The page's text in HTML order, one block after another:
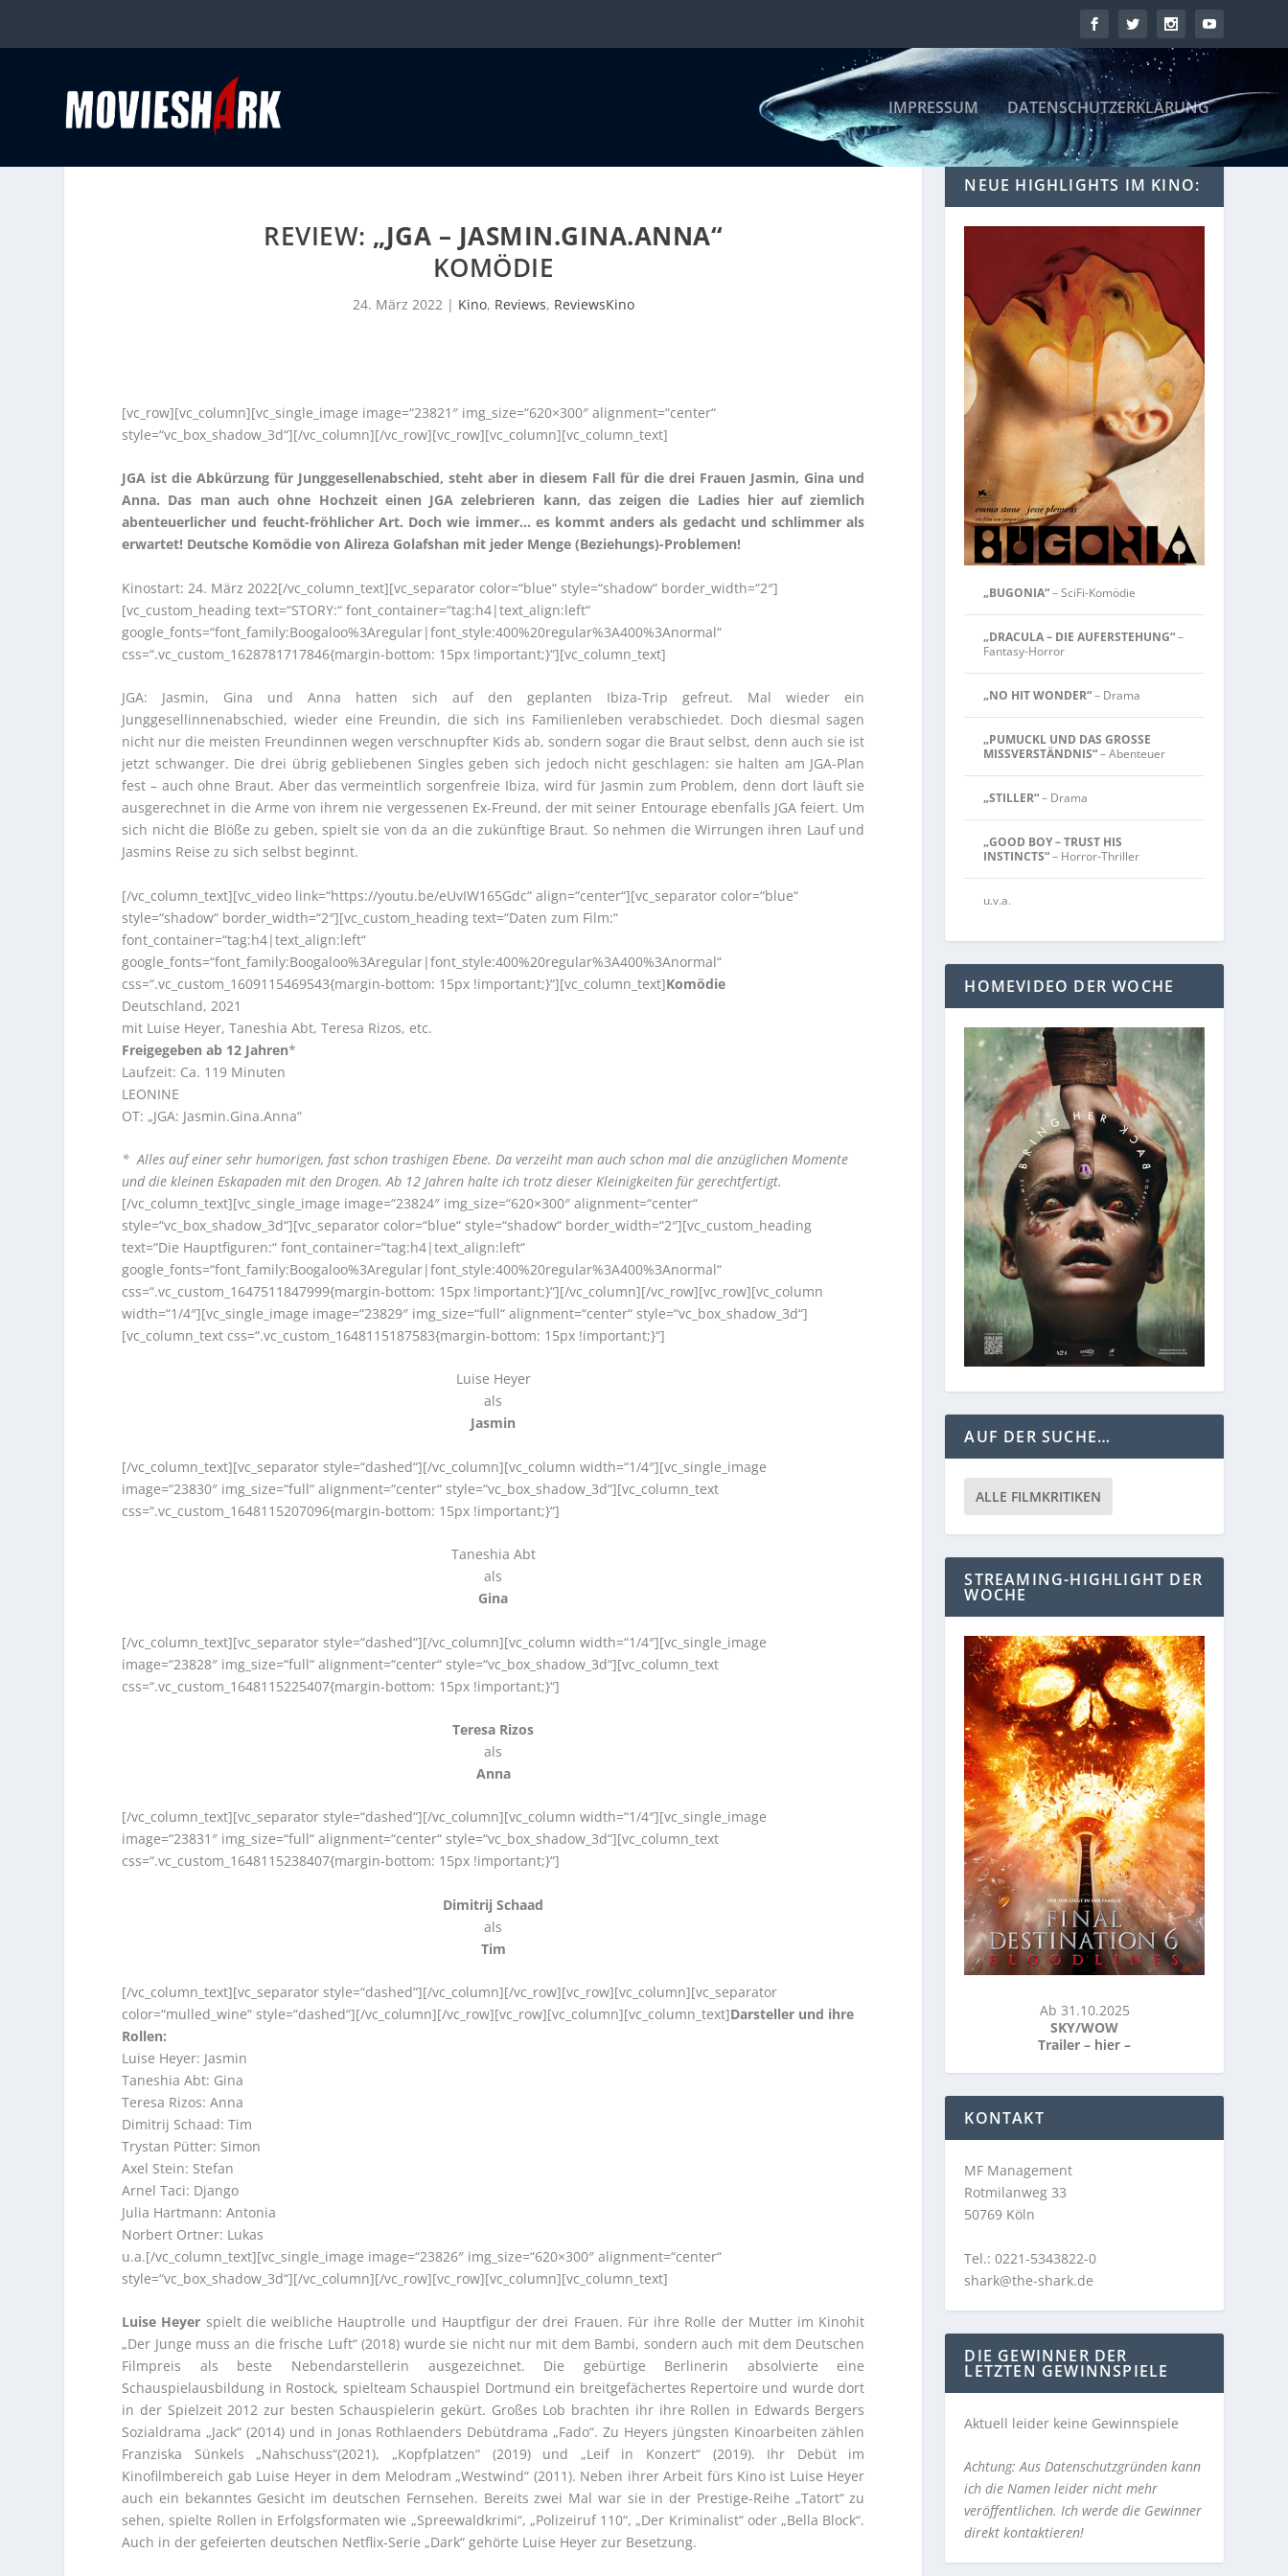
IMPRESSUM DATENSCHUTZERKLÄRUNG
REVIEW: „JGA – JASMIN.GINA.ANNA“
KOMÖDIE
24. März 2022| Kino, Reviews, ReviewsKino
[vc_row][vc_column][vc_single_image image=“23821″ img_size=“620×300″ alignment=“center“
style=“vc_box_shadow_3d“][/vc_column][/vc_row][vc_row][vc_column][vc_column_text]
JGA ist die Abkürzung für Junggesellenabschied, steht aber in diesem Fall für die drei Frauen Jasmin, Gina und
Anna. Das man auch ohne Hochzeit einen JGA zelebrieren kann, das zeigen die Ladies hier auf ziemlich
abenteuerlicher und feucht-fröhlicher Art. Doch wie immer… es kommt anders als gedacht und schlimmer als
erwartet! Deutsche Komödie von Alireza Golafshan mit jeder Menge (Beziehungs)-Problemen!
Kinostart: 24. März 2022[/vc_column_text][vc_separator color=“blue“ style=“shadow“ border_width=“2″]
[vc_custom_heading text=“STORY:“ font_container=“tag:h4|text_align:left“
google_fonts=“font_family:Boogaloo%3Aregular|font_style:400%20regular%3A400%3Anormal“
css=“.vc_custom_1628781717846{margin-bottom: 15px !important;}“][vc_column_text]
JGA: Jasmin, Gina und Anna hatten sich auf den geplanten Ibiza-Trip gefreut. Mal wieder ein
Junggesellinnenabschied, wieder eine Freundin, die sich ins Familienleben verabschiedet. Doch diesmal sagen
nicht nur die meisten Freundinnen wegen verschnupfter Kids ab, sondern sogar die Braut selbst, denn auch sie ist
jetzt schwanger. Die drei übrig gebliebenen Singles geben sich jedoch nicht geschlagen: sie halten am JGA-Plan
fest – auch ohne Braut. Aber das vermeintlich sorgenfreie Ibiza, wird für Jasmin zum Problem, denn dort läuft sie
ausgerechnet in die Arme von ihrem nie vergessenen Ex-Freund, der mit seiner Entourage ebenfalls JGA feiert. Um
sich nicht die Blöße zu geben, spielt sie von da an die zukünftige Braut. So nehmen die Wirrungen ihren Lauf und
Jasmins Reise zu sich selbst beginnt.
[/vc_column_text][vc_video link=“https://youtu.be/eUvIW165Gdc“ align=“center“][vc_separator color=“blue“
style=“shadow“ border_width=“2″][vc_custom_heading text=“Daten zum Film:“
font_container=“tag:h4|text_align:left“
google_fonts=“font_family:Boogaloo%3Aregular|font_style:400%20regular%3A400%3Anormal“
css=“.vc_custom_1609115469543{margin-bottom: 15px !important;}“][vc_column_text]Komödie
Deutschland, 2021
mit Luise Heyer, Taneshia Abt, Teresa Rizos, etc.
Freigegeben ab 12 Jahren*
Laufzeit: Ca. 119 Minuten
LEONINE
OT: „JGA: Jasmin.Gina.Anna“
* Alles auf einer sehr humorigen, fast schon trashigen Ebene. Da verzeiht man auch schon mal die anzüglichen Momente
und die kleinen Eskapaden mit den Drogen. Ab 12 Jahren halte ich trotz dieser Kleinigkeiten für gerechtfertigt.
[/vc_column_text][vc_single_image image=“23824″ img_size=“620×300″ alignment=“center“
style=“vc_box_shadow_3d“][vc_separator color=“blue“ style=“shadow“ border_width=“2″][vc_custom_heading
text=“Die Hauptfiguren:“ font_container=“tag:h4|text_align:left“
google_fonts=“font_family:Boogaloo%3Aregular|font_style:400%20regular%3A400%3Anormal“
css=“.vc_custom_1647511847999{margin-bottom: 15px !important;}“][/vc_column][/vc_row][vc_row][vc_column
width=“1/4″][vc_single_image image=“23829″ img_size=“full“ alignment=“center“ style=“vc_box_shadow_3d“]
[vc_column_text css=“.vc_custom_1648115187583{margin-bottom: 15px !important;}“]
Luise Heyer
als
Jasmin
[/vc_column_text][vc_separator style=“dashed“][/vc_column][vc_column width=“1/4″][vc_single_image
image=“23830″ img_size=“full“ alignment=“center“ style=“vc_box_shadow_3d“][vc_column_text
css=“.vc_custom_1648115207096{margin-bottom: 15px !important;}“]
Taneshia Abt
als
Gina
[/vc_column_text][vc_separator style=“dashed“][/vc_column][vc_column width=“1/4″][vc_single_image
image=“23828″ img_size=“full“ alignment=“center“ style=“vc_box_shadow_3d“][vc_column_text
css=“.vc_custom_1648115225407{margin-bottom: 15px !important;}“]
Teresa Rizos
als
Anna
[/vc_column_text][vc_separator style=“dashed“][/vc_column][vc_column width=“1/4″][vc_single_image
image=“23831″ img_size=“full“ alignment=“center“ style=“vc_box_shadow_3d“][vc_column_text
css=“.vc_custom_1648115238407{margin-bottom: 15px !important;}“]
Dimitrij Schaad
als
Tim
[/vc_column_text][vc_separator style=“dashed“][/vc_column][/vc_row][vc_row][vc_column][vc_separator
color=“mulled_wine“ style=“dashed“][/vc_column][/vc_row][vc_row][vc_column][vc_column_text]Darsteller und ihre
Rollen:
Luise Heyer: Jasmin
Taneshia Abt: Gina
Teresa Rizos: Anna
Dimitrij Schaad: Tim
Trystan Pütter: Simon
Axel Stein: Stefan
Arnel Taci: Django
Julia Hartmann: Antonia
Norbert Ortner: Lukas
u.a.[/vc_column_text][vc_single_image image=“23826″ img_size=“620×300″ alignment=“center“
style=“vc_box_shadow_3d“][/vc_column][/vc_row][vc_row][vc_column][vc_column_text]
Luise Heyer spielt die weibliche Hauptrolle und Hauptfigur der drei Frauen. Für ihre Rolle der Mutter im Kinohit
„Der Junge muss an die frische Luft“ (2018) wurde sie nicht nur mit dem Bambi, sondern auch mit dem Deutschen
Filmpreis als beste Nebendarstellerin ausgezeichnet. Die gebürtige Berlinerin absolvierte eine
Schauspielausbildung in Rostock, spielteam Schauspiel Dortmund ein breitgefächertes Repertoire und wurde dort
in der Spielzeit 2012 zur besten Schauspielerin gekürt. Großes Lob brachten ihr ihre Rollen in Edwards Bergers
Sozialdrama „Jack“ (2014) und in Jonas Rothlaenders Debütdrama „Fado“. Zu Heyers jüngsten Kinoarbeiten zählen
Franziska Sünkels „Nahschuss“(2021), „Kopfplatzen“ (2019) und „Leif in Konzert“ (2019). Ihr Debüt im
Kinofilmbereich gab Luise Heyer in dem Melodram „Westwind“ (2011). Neben ihrer Arbeit fürs Kino ist Luise Heyer
auch ein bekanntes Gesicht im deutschen Fernsehen. Bereits zwei Mal war sie in der Prestige-Reihe „Tatort“ zu
sehen, spielte Rollen in Erfolgsformaten wie „Spreewaldkrimi“, „Polizeiruf 110“, „Der Kriminalist“ oder „Bella Block“.
Auch in der gefeierten deutschen Netflix-Serie „Dark“ gehörte Luise Heyer zur Besetzung.
NEUE HIGHLIGHTS IM KINO:
„BUGONIA“– SciFi-Komödie
„DRACULA – DIE AUFERSTEHUNG“–
Fantasy-Horror
„NO HIT WONDER“– Drama
„PUMUCKL UND DAS GROSSE
MISSVERSTÄNDNIS“– Abenteuer
„STILLER“– Drama
„GOOD BOY – TRUST HIS
INSTINCTS“– Horror-Thriller
u.v.a.
HOMEVIDEO DER WOCHE
AUF DER SUCHE…
ALLE FILMKRITIKEN
STREAMING-HIGHLIGHT DER
WOCHE
Ab 31.10.2025
SKY/WOW
Trailer – hier–
KONTAKT
MF Management
Rotmilanweg 33
50769 Köln
Tel.: 0221-5343822-0
shark@the-shark.de
DIE GEWINNER DER
LETZTEN GEWINNSPIELE
Aktuell leider keine Gewinnspiele
Achtung: Aus Datenschutzgründen kann
ich die Namen leider nicht mehr
veröffentlichen. Ich werde die Gewinner
direkt kontaktieren!